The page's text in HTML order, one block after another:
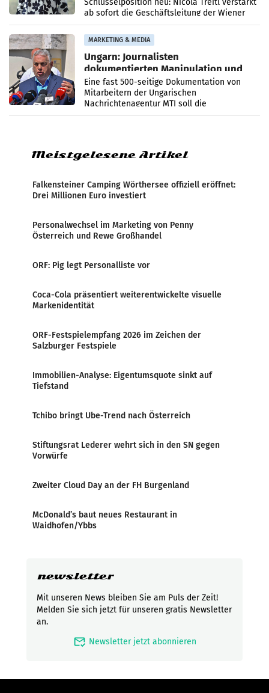
Schlüsselposition neu: Nicola Treitl verstärkt
ab sofort die Geschäftsleitung der Wiener
PR-Agentur an der Seite von Josef Kalina und
Anna Kalina-Mahr.
MARKETING & MEDIA
Ungarn: Journalisten
dokumentierten Manipulation und
Zensur
Eine fast 500-seitige Dokumentation von
Mitarbeitern der Ungarischen
Nachrichtenagentur MTI soll die
systematische Nachrichten-Manipulation und
Meistgelesene Artikel
Falkensteiner Camping Wörthersee offiziell eröffnet:
Drei Millionen Euro investiert
Personalwechsel im Marketing von Penny
Österreich und Rewe Großhandel
ORF: Pig legt Personalliste vor
Coca-Cola präsentiert weiterentwickelte visuelle
Markenidentität
ORF-Festspielempfang 2026 im Zeichen der
Salzburger Festspiele
Immobilien-Analyse: Eigentumsquote sinkt auf
Tiefstand
Tchibo bringt Ube-Trend nach Österreich
Stiftungsrat Lederer wehrt sich in den SN gegen
Vorwürfe
Zweiter Cloud Day an der FH Burgenland
McDonald’s baut neues Restaurant in
Waidhofen/Ybbs
newsletter
Mit unseren News bleiben Sie am Puls der Zeit!
Melden Sie sich jetzt für unseren gratis Newsletter
an.
mark_email_read Newsletter jetzt abonnieren